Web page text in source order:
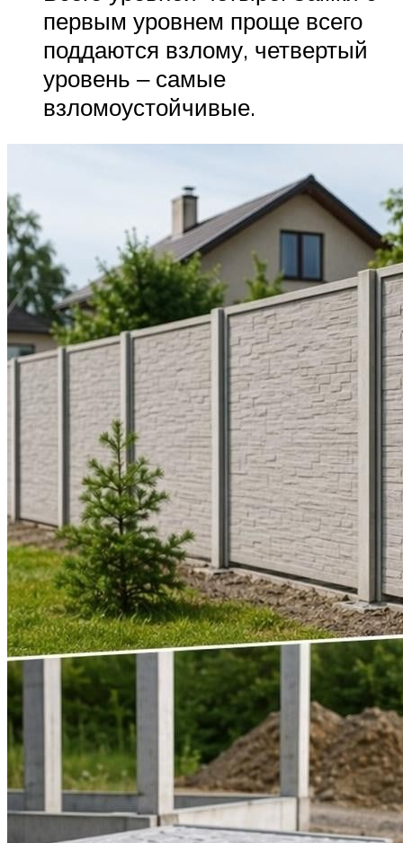
первым уровнем проще всего
поддаются взлому, четвертый
уровень ‒ самые
взломоустойчивые.